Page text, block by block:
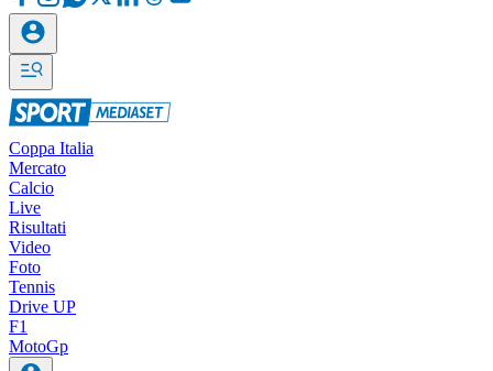
Coppa Italia
Mercato
Calcio
Live
Risultati
Video
Foto
Tennis
Drive UP
F1
MotoGp